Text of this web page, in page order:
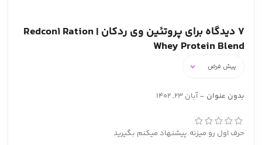
7 دیدگاه برای
پروتئین وی ردکان | Redcon1 Ration
Whey Protein Blend
بدون عنوان –آبان 23, 1402
حرف اول رو میزنه.پیشنهاد میکنم بگیرید